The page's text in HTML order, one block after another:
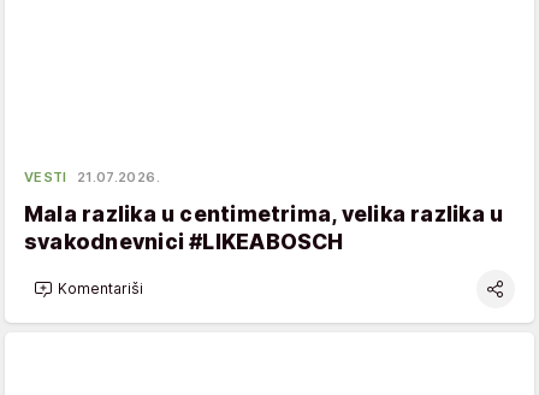
VESTI 21.07.2026.
Mala razlika u centimetrima, velika razlika u
svakodnevnici #LIKEABOSCH
Komentariši